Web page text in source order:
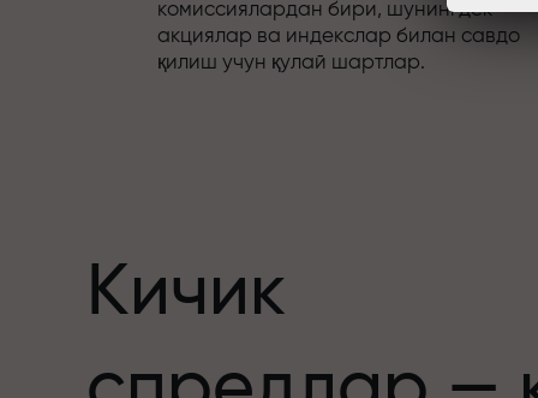
комиссиялардан бири, шунингдек
акциялар ва индекслар билан савдо
қилиш учун қулай шартлар.
Aleš Loprais савдо оламига интилиш ва
Кичик